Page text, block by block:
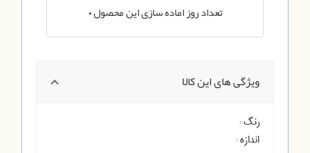
تعداد روز اماده سازی این محصول0
ویژگی های این کالا
رنگ :
اندازه :